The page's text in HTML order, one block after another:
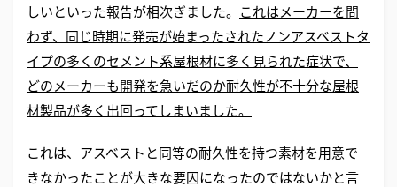
しいといった報告が相次ぎました。 これはメーカーを問
わず、同じ時期に発売が始まったされたノンアスベストタ
イプの多くのセメント系屋根材に多く見られた症状で、
どのメーカーも開発を急いだのか耐久性が不十分な屋根
材製品が多く出回ってしまいました。
これは、アスベストと同等の耐久性を持つ素材を用意で
きなかったことが大きな要因になったのではないかと言